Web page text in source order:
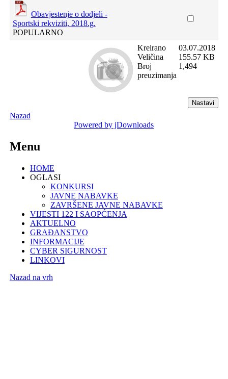
Obavjestenje o dodjeli -
Sportski rekviziti, 2018.g.
POPULARNO
Kreirano
Veličina
Broj
preuzimanja
03.07.2018
155.57 KB
1,494
Nazad
Powered by jDownloads
Menu
HOME
OGLASI
KONKURSI
JAVNE NABAVKE
ZAVRŠENE JAVNE NABAVKE
VIJESTI 122 I SAOPĆENJA
AKTUELNO
GRAĐANSTVO
INFORMACIJE
CYBER SIGURNOST
LINKOVI
Nazad na vrh